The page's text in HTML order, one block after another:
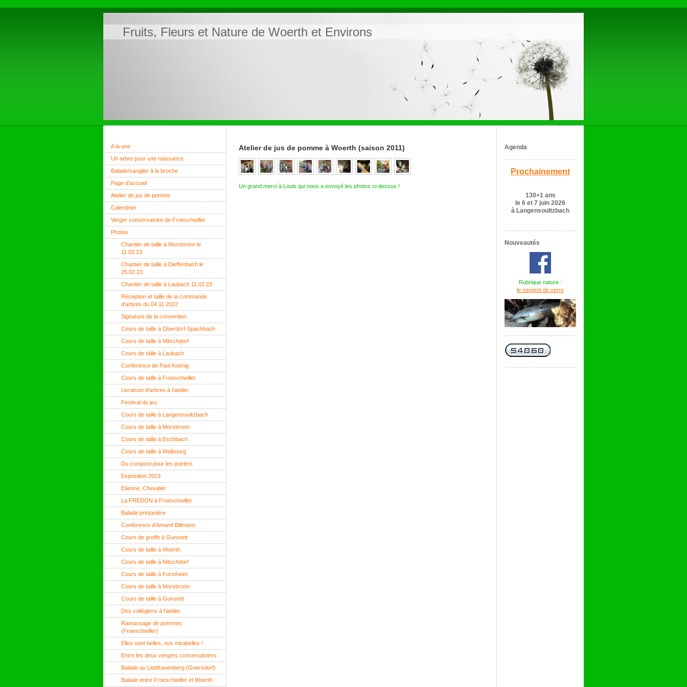
Fruits, Fleurs et Nature de Woerth et Environs
A la une
Un arbre pour une naissance
Balade/sanglier à la broche
Page d’accueil
Atelier de jus de pomme
Calendrier
Verger conservatoire de Froeschwiller
Photos
Chantier de taille à Morsbronn le
11.02.23
Chantier de taille à Dieffenbach le
25.02.23
Chantier de taille à Laubach 11.02.23
Réception et taille de la commande
d'arbres du 04.11.2022
Signature de la convention
Cours de taille à Oberdorf-Spachbach
Cours de taille à Mitschdorf
Cours de taille à Laubach
Conférence de Paul Koenig
Cours de taille à Froeschwiller
Livraison d'arbres à l'atelier
Festival du jeu
Cours de taille à Langensoultzbach
Cours de taille à Morsbronn
Cours de taille à Eschbach
Cours de taille à Walbourg
Du compost pour les poiriers
Exposition 2013
Etienne, Chevalier
La FREDON à Froeschwiller
Balade printanière
Conférence d'Amand Billmann
Cours de greffe à Gunstett
Cours de taille à Woerth
Cours de taille à Mitschdorf
Cours de taille à Forstheim
Cours de taille à Morsbronn
Cours de taille à Gunstett
Des collégiens à l'atelier
Ramassage de pommes
(Froeschwiller)
Elles sont belles, nos mirabelles !
Entre les deux vergers conservatoires
Balade au Liebfrauenberg (Goersdorf)
Balade entre Froeschwiller et Woerth
Atelier de jus de pomme à Woerth (saison 2011)
Un grand merci à Louis qui nous a envoyé les photos ci-dessus !
Agenda
Prochainement
130+1 ans
le 6 et 7 juin 2026
à Langensoultzbach
Nouveautés
Rubrique nature :
le serpent de verre